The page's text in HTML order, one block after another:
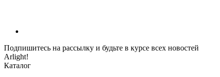
Подпишитесь на рассылку и будьте в курсе всех новостей
Arlight!
Каталог